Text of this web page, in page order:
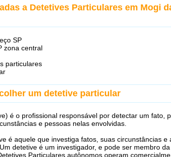
a Detetives Particulares em Mogi
SP
zona central
particulares
um detetive particular
é o profissional responsável por detectar um fato,
e pessoas nelas envolvidas.
é aquele que investiga fatos, suas circunstâncias e
detetive é um investigador, e pode ser membro
Particulares autônomos operam